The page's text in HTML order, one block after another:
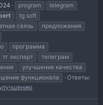
program
telegram
tg soft
связь
предложения
программа
тг эксперт
телеграм
улучшение качества
функционала
Ответы: